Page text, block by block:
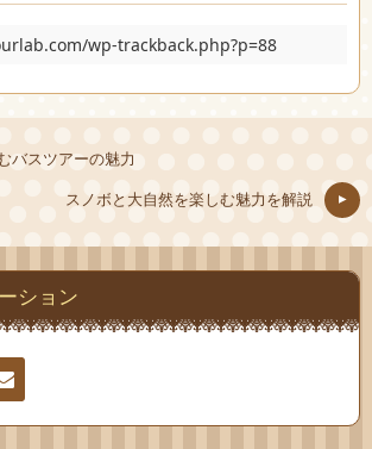
wp-trackback.php?p=88
バスツアーの魅力
スノボと大自然を楽しむ魅力を解説
ション